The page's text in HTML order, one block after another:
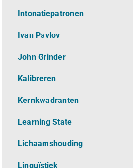
Intonatiepatronen
Ivan Pavlov
John Grinder
Kalibreren
Kernkwadranten
Learning State
Lichaamshouding
Linguïstiek